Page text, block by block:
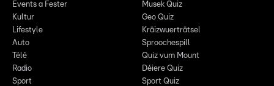
Events a Fester
Kultur
Lifestyle
Auto
Télé
Radio
Sport
Musek Quiz
Geo Quiz
Kräizwuerträtsel
Sproochespill
Quiz vum Mount
Déiere Quiz
Sport Quiz